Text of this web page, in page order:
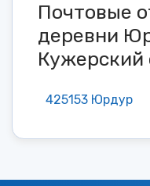
Почтовые
деревни
Кужерский
425153 Юрдур